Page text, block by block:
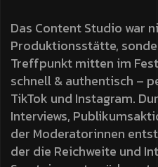
Das Content Studio war
Produktionsstätte,
Treffpunkt mitten im
schnell & authentisch –
TikTok und Instagram.
Interviews,
der Moderatorinnen
der die Reichweite und